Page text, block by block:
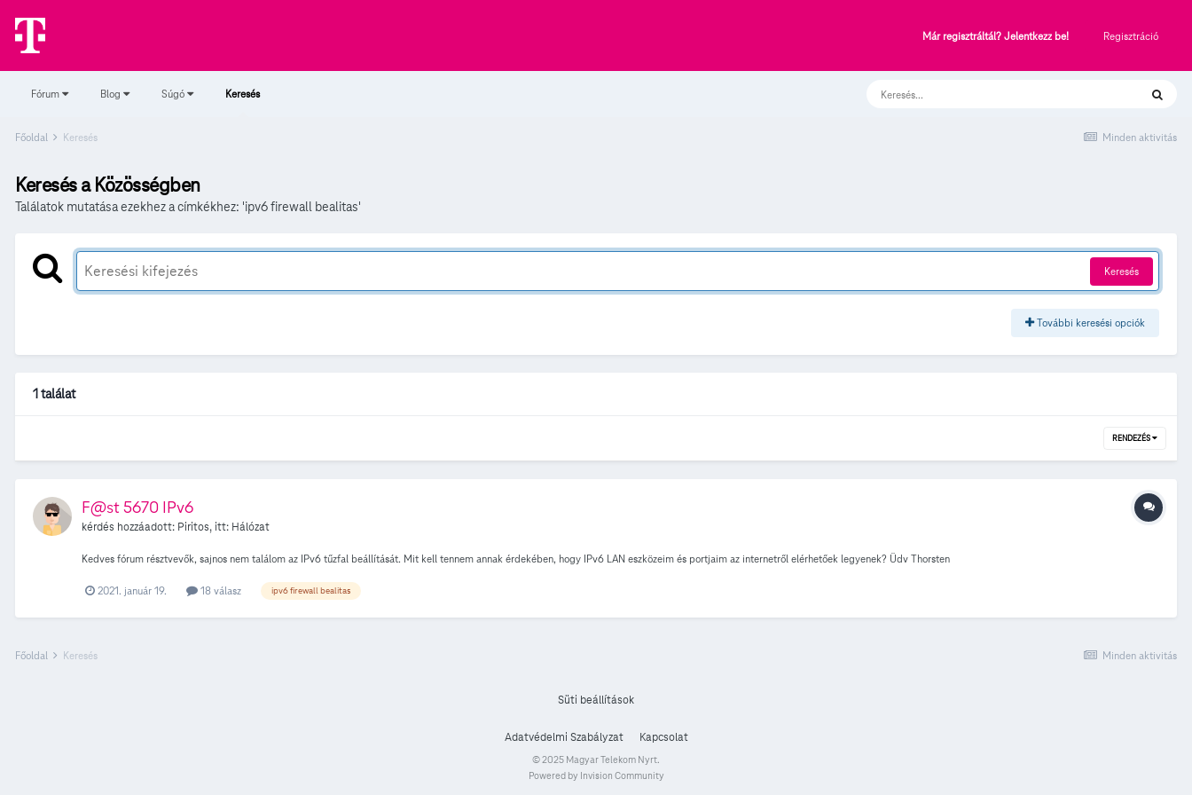
Már regisztráltál? Jelentkezz be! Regisztráció
Fórum Blog Súgó Keresés
Minden aktivitás
Főoldal Keresés
Keresés a Közösségben
Találatok mutatása ezekhez a címkékhez: 'ipv6 firewall bealitas'
Keresés
További keresési opciók
1 találat
RENDEZÉS
F@st 5670 IPv6
kérdés hozzáadott: Piritos, itt: Hálózat
Kedves fórum résztvevők, sajnos nem találom az IPv6 tűzfal beállítását. Mit kell tennem annak érdekében, hogy IPv6 LAN eszközeim és portjaim az internetről elérhetőek legyenek? Üdv Thorsten
2021. január 19. 18 válasz ipv6 firewall bealitas
Minden aktivitás
Főoldal Keresés
Süti beállítások
Adatvédelmi Szabályzat Kapcsolat
© 2025 Magyar Telekom Nyrt.
Powered by Invision Community